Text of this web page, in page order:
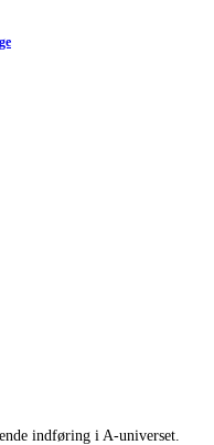
indføring i A-universet.